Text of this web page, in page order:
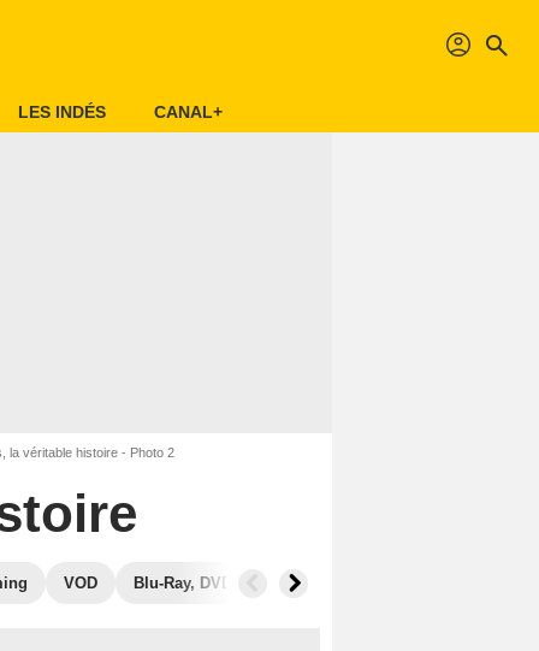
profil search
LES INDÉS CANAL+
la véritable histoire - Photo 2
VOD Blu-Ray, DVD Photos